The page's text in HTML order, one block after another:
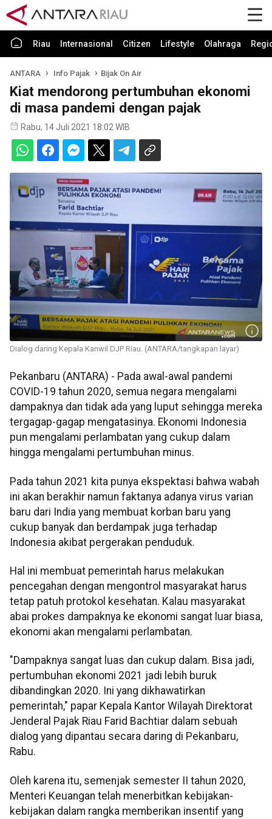
Riau Internasional Citizen Lifestyle Olahraga
ANTARA Info Pajak Bijak On Air
Kiat mendorong pertumbuhan ekonomi
di masa pandemi dengan pajak
Rabu, 14 Juli 2021 18:02 WIB
Dialog daring Kepala Kanwil DJP Riau. (ANTARA/tangkapan layar)
Pekanbaru (ANTARA) - Pada awal-awal pandemi
COVID-19 tahun 2020, semua negara mengalami
dampaknya dan tidak ada yang luput sehingga mereka
tergagap-gagap mengatasinya. Ekonomi Indonesia
pun mengalami perlambatan yang cukup dalam
hingga mengalami pertumbuhan minus.
Pada tahun 2021 kita punya ekspektasi bahwa wabah
ini akan berakhir namun faktanya adanya virus varian
baru dari India yang membuat korban baru yang
cukup banyak dan berdampak juga terhadap
Indonesia akibat pergerakan penduduk.
Hal ini membuat pemerintah harus melakukan
pencegahan dengan mengontrol masyarakat harus
tetap patuh protokol kesehatan. Kalau masyarakat
abai prokes dampaknya ke ekonomi sangat luar biasa,
ekonomi akan mengalami perlambatan.
"Dampaknya sangat luas dan cukup dalam. Bisa jadi,
pertumbuhan ekonomi 2021 jadi lebih buruk
dibandingkan 2020. Ini yang dikhawatirkan
pemerintah," papar Kepala Kantor Wilayah Direktorat
Jenderal Pajak Riau Farid Bachtiar dalam sebuah
dialog yang dipantau secara daring di Pekanbaru,
Rabu.
Oleh karena itu, semenjak semester II tahun 2020,
Menteri Keuangan telah menerbitkan kebijakan-
kebijakan dalam rangka memberikan insentif yang